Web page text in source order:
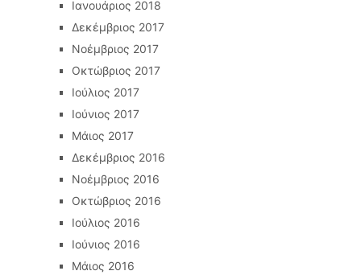
Ιανουάριος 2018
Δεκέμβριος 2017
Νοέμβριος 2017
Οκτώβριος 2017
Ιούλιος 2017
Ιούνιος 2017
Μάιος 2017
Δεκέμβριος 2016
Νοέμβριος 2016
Οκτώβριος 2016
Ιούλιος 2016
Ιούνιος 2016
Μάιος 2016